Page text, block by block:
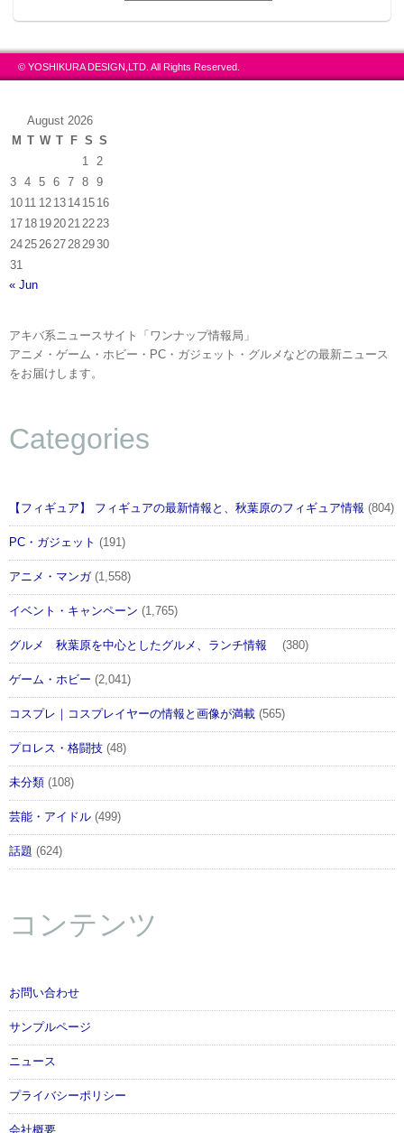
© YOSHIKURA DESIGN,LTD. All Rights Reserved.
August 2026
M T W T F S S
1
2
3
4 5 6 7 8
9
10 11 12 13 14 15 16
17 18 1920212223
24252627282930
31
« Jun
アキバ系ニュースサイト「ワンナップ情報局」
アニメ・ゲーム・ホビー・PC・ガジェット・グルメなどの最新ニュース
をお届けします。
Categories
【フィギュア】 フィギュアの最新情報と、秋葉原のフィギュア情報 (804)
PC・ガジェット (191)
アニメ・マンガ(1,558)
イベント・キャンペーン (1,765)
グルメ 秋葉原を中心としたグルメ、ランチ情報 (380)
ゲーム・ホビー (2,041)
コスプレ｜コスプレイヤーの情報と画像が満載 (565)
プロレス・格闘技 (48)
未分類 (108)
芸能・アイドル (499)
話題 (624)
コンテンツ
お問い合わせ
サンプルページ
ニュース
プライバシーポリシー
会社概要